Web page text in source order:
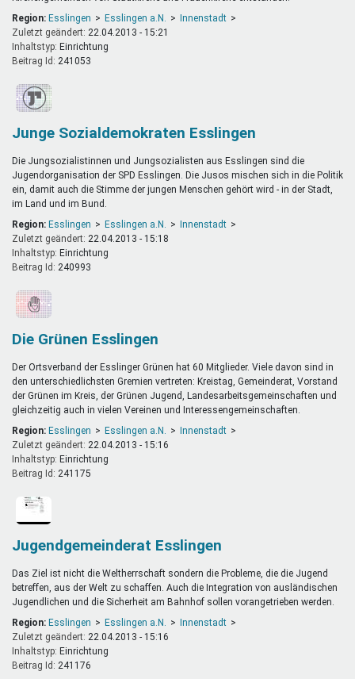
Region: Esslingen Esslingen a.N.
Innenstadt
Zuletzt geändert: 22.04.2013 - 15:21
Inhaltstyp:
einrichtung
Beitrag Id: 241053
Junge Sozialdemokraten Esslingen
Die Jungsozialistinnen und Jungsozialisten aus Esslingen sind die
Jugendorganisation der SPD Esslingen. Die Jusos mischen sich in die Politik
ein, damit auch die Stimme der jungen Menschen gehört wird - in der Stadt,
im Land und im Bund.
Region: Esslingen Esslingen a.N.
Innenstadt
Zuletzt geändert: 22.04.2013 - 15:18
Inhaltstyp:
einrichtung
Beitrag Id: 240993
Die Grünen Esslingen
Der Ortsverband der Esslinger Grünen hat 60 Mitglieder. Viele davon sind in
den unterschiedlichsten Gremien vertreten: Kreistag, Gemeinderat, Vorstand
der Grünen im Kreis, der Grünen Jugend, Landesarbeitsgemeinschaften und
gleichzeitig auch in vielen Vereinen und Interessengemeinschaften.
Region: Esslingen Esslingen a.N.
Innenstadt
Zuletzt geändert: 22.04.2013 - 15:16
Inhaltstyp:
einrichtung
Beitrag Id: 241175
Jugendgemeinderat Esslingen
Das Ziel ist nicht die Weltherrschaft sondern die Probleme, die die Jugend
betreffen, aus der Welt zu schaffen. Auch die Integration von ausländischen
Jugendlichen und die Sicherheit am Bahnhof sollen vorangetrieben werden.
Region: Esslingen Esslingen a.N.
Innenstadt
Zuletzt geändert: 22.04.2013 - 15:16
Inhaltstyp:
einrichtung
Beitrag Id: 241176